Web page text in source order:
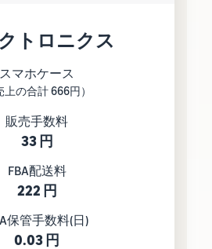
トロニクス
スマホケース
上の合計 666円）
販売手数料
33 円
FBA配送料
222 円
保管手数料(日)
0.03 円